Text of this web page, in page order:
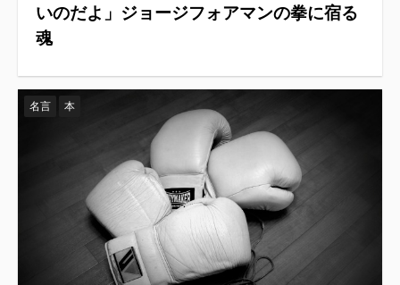
いのだよ」ジョージフォアマンの拳に宿る
魂
名言 本